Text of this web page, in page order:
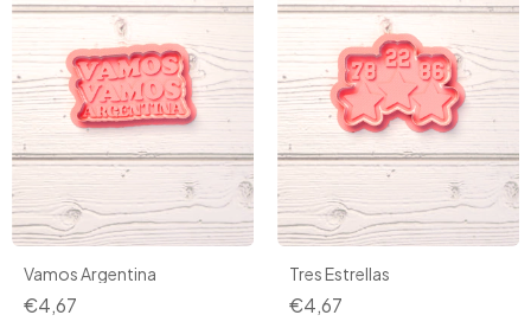
Vamos Argentina
€4,67
Tres Estrellas
€4,67